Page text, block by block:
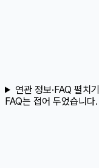
연관 정보·FAQ 펼치기
FAQ는 접어 두었습니다.